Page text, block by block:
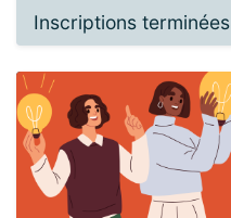
Inscriptions terminées